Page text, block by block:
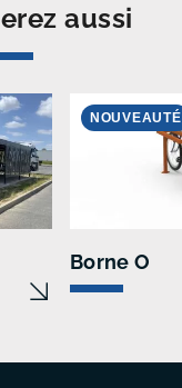
aussi
Borne O
NOUVEAUTÉ